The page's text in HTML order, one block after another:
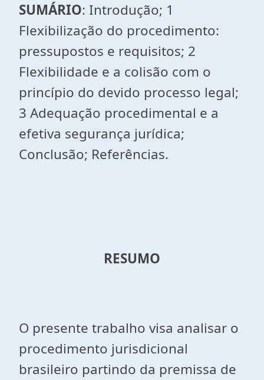
SUMÁRIO: Introdução; 1
Flexibilização do procedimento:
pressupostos e requisitos; 2
Flexibilidade e a colisão com o
princípio do devido processo legal;
3 Adequação procedimental e a
efetiva segurança jurídica;
Conclusão; Referências.
RESUMO
O presente trabalho visa analisar o
procedimento jurisdicional
brasileiro partindo da premissa de